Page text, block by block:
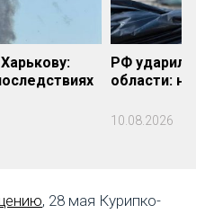
РФ ударила
области: на
10.08.2026
, 28 мая Курипко-